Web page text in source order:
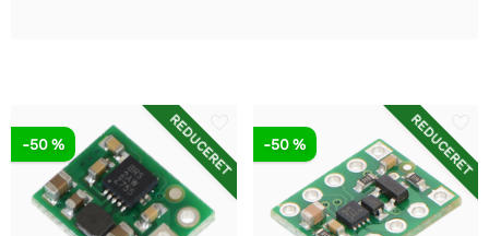
REDUCERET
-50 % REDUCERET
-50 %